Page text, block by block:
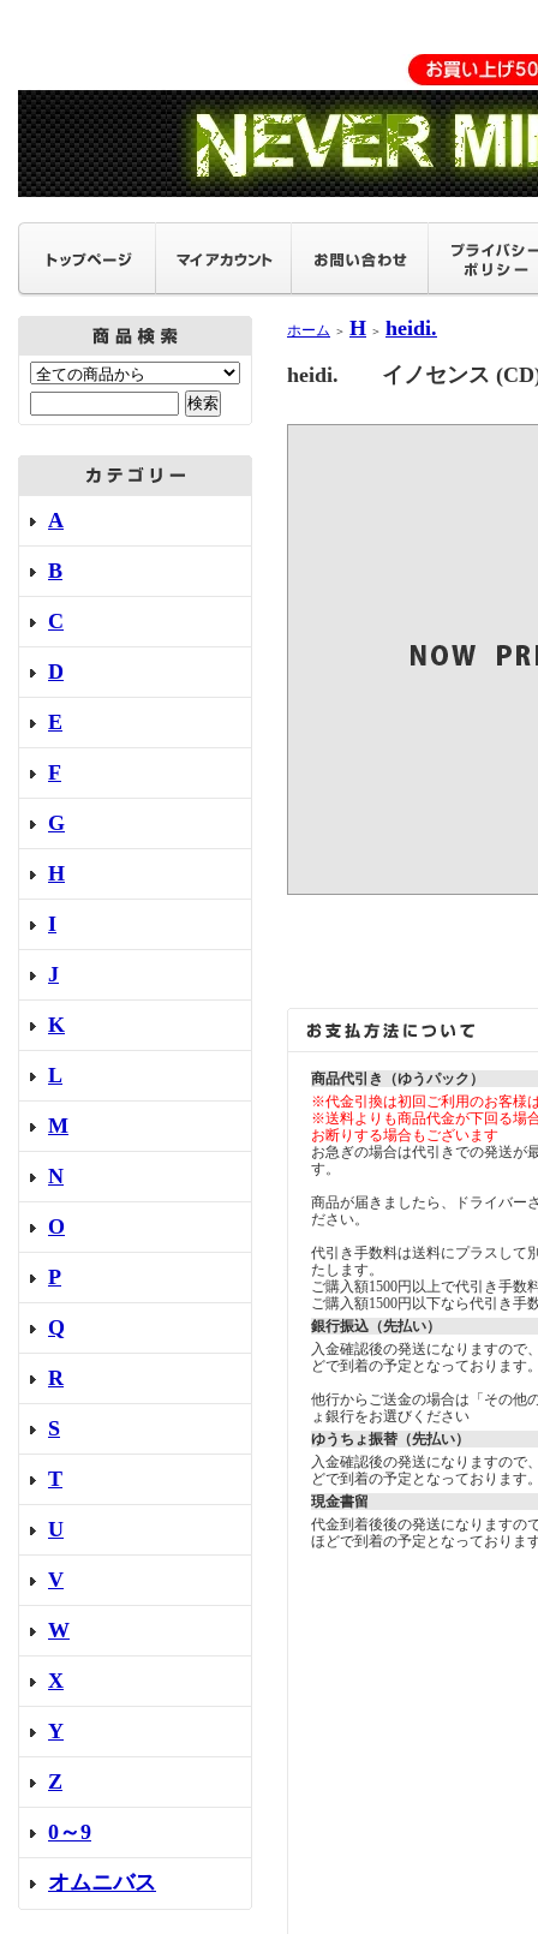
A
B
C
D
E
F
G
H
I
J
K
L
M
N
O
P
Q
R
S
T
U
V
W
X
Y
Z
0～9
オムニバス
ホーム ＞ H ＞ heidi.
heidi. イノセンス
商品代引き（ゆうパック）
※代金引換は初回ご利用のお客様
※送料よりも商品代金が下回る場
お断りする場合もございます
お急ぎの場合は代引きでの発送が
す。
商品が届きましたら、ドライバー
ださい。
代引き手数料は送料にプラスして
たします。
ご購入額1500円以上で代引き手数
ご購入額1500円以下なら代引き手
銀行振込（先払い）
入金確認後の発送になりますので
どで到着の予定となっております
他行からご送金の場合は「その他
ょ銀行をお選びください
ゆうちょ振替（先払い）
入金確認後の発送になりますので
どで到着の予定となっております
現金書留
代金到着後後の発送になりますの
ほどで到着の予定となっておりま